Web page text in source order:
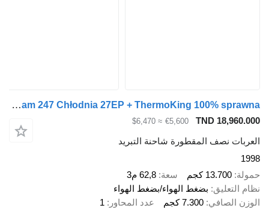
Chereau Tecnogam 247 Chłodnia 27EP + ThermoKing 100% sprawna !
TND
€5,600
≈ $6,470
نصف المقطورة شاحنة التبريد
13.700 كجم سعة 62,8 م3
التعليق بضغط الهواء/بضغط الهواء
الصافي 7.300 كجم عدد المحاور 1